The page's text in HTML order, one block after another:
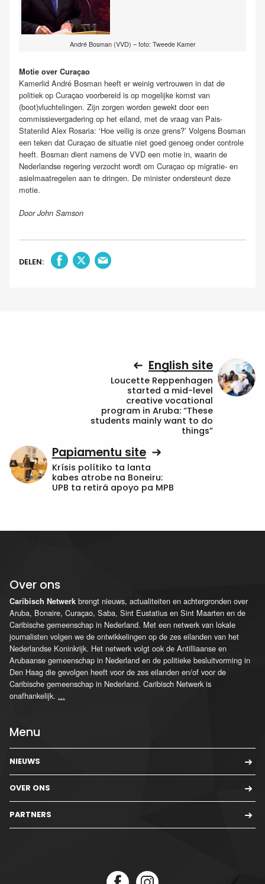
André Bosman (VVD) – foto: Tweede Kamer
Motie over Curaçao
Kamerlid André Bosman heeft er weinig vertrouwen in dat de
politiek op Curaçao voorbereid is op mogelijke komst van
(boot)vluchtelingen. Zijn zorgen worden gewekt door een
commissievergadering op het eiland, met de vraag van Pais-
Statenlid Alex Rosaria: ‘Hoe veilig is onze grens?’ Volgens Bosman
een teken dat Curaçao de situatie niet goed genoeg onder controle
heeft. Bosman dient namens de VVD een motie in, waarin de
Nederlandse regering verzocht wordt om Curaçao op migratie- en
asielmaatregelen aan te dringen. De minister ondersteunt deze
motie.
Door John Samson
DELEN:
English site
Loucette Reppenhagen
started a mid-level
creative vocational
program in Aruba: “These
students mainly want to do
things”
Papiamentu site
Krísis polítiko ta lanta
kabes atrobe na Boneiru:
UPB ta retirá apoyo pa MPB
Over ons
Caribisch Netwerk brengt nieuws, actualiteiten en achtergronden over
Aruba, Bonaire, Curaçao, Saba, Sint Eustatius en Sint Maarten en de
Caribische gemeenschap in Nederland. Met een netwerk van lokale
journalisten volgen we de ontwikkelingen op de zes eilanden van het
Nederlandse Koninkrijk. Het netwerk volgt ook de Antilliaanse en
Arubaanse gemeenschap in Nederland en de politieke besluitvorming in
Den Haag die gevolgen heeft voor de zes eilanden en/of voor de
Caribische gemeenschap in Nederland. Caribisch Netwerk is
onafhankelijk. ...
Menu
NIEUWS
OVER ONS
PARTNERS